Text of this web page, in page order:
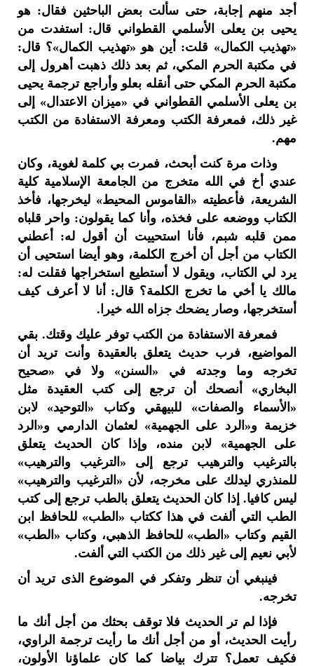
أجد منهم إجابة، حتى سألت بعض الباحثين فقال: هو
يحيى بن يعلى الأسلمي القطواني قال: استفدت من
«تهذيب الكمال» قلت: أين هو «تهذيب الكمال»؟ قال:
في مكتبة الحرم المكي، ثم بعد ذلك ذهبت أهرول إلى
مكتبة الحرم المكي حتى أنقله بعلو وأراجع ترجمة يحيى
بن يعلى الأسلمي القطواني في «ميزان الاعتدال» إلى
غير ذلك، فمعرفة الكتب ومعرفة الاستفادة من الكتب
مهم.
وذات مرة كنت أبحث، فمرت بي كلمة لغوية، وكان
عندي أخ في الله متخرج من الجامعة الإسلامية كلية
الشريعة، فأعطيته «القاموس المحيط» ليخرجها، فأخذ
الكتاب ووضعه على فخذه، وأنا كما يقولون: واحر قلباه
ممن قلبه شبم، فأنا استحييت أن أقول له: أعطني
الكتاب من أجل أن أخرج الكلمة، وهو أيضا استحيى أن
يرد لي الكتاب، ويقول لا أستطيع استخراجها فقلت له:
مالك يا أخي ما تخرج الكلمة؟ قال: أنا لا أعرف كيف
أستخرجها، وصار يضحك جزاه الله خيرا.
فمعرفة الاستفادة من الكتب توفر عليك وقتك. بقي
المواضيع، فرب حديث يتعلق بالعقيدة وأنت تريد أن
تخرجه وما وجدته في «السنن» ولا في «صحيح
البخاري» أنصحك أن ترجع إلى كتب العقيدة مثل
«الأسماء والصفات» للبيهقي وكتاب «التوحيد» لابن
خزيمة و«الرد على الجهمية» لعثمان الدارمي و«الرد
على الجهمية» لابن منده، وإذا كان الحديث يتعلق
بالترغيب والترهيب ترجع إلى «الترغيب والترهيب»
للمنذري ليدلك على مخرجه، لأن «الترغيب والترهيب»
ليس كافيا. إذا كان الحديث يتعلق بالطب ترجع إلى كتب
الطب التي ألفت في هذا ككتاب «الطب» للحافظ ابن
القيم وكتاب «الطب» للحافظ الذهبي، وكتاب «الطب»
لأبي نعيم إلى غير ذلك من الكتب التي ألفت.
فينبغي أن تنظر وتفكر في الموضوع الذى تريد أن
تخرجه.
فإذا لم تر الحديث فلا توقف بحثك من أجل أنك ما
رأيت الحديث، أو من أجل أنك ما رأيت ترجمة الراوي،
فكيف تعمل؟ تترك بياضا كما كان علماؤنا الأولون،